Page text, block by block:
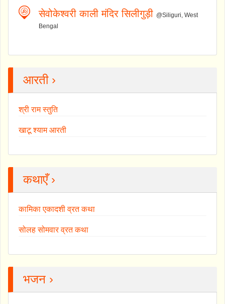
सेवोकेश्वरी काली मंदिर सिलीगुड़ी @Siliguri, West
Bengal
आरती ›
श्री राम स्तुति
खाटू श्याम आरती
कथाएँ ›
कामिका एकादशी व्रत कथा
सोलह सोमवार व्रत कथा
भजन ›